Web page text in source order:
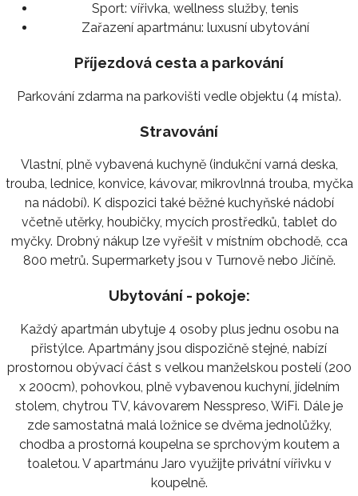
Sport: vířivka, wellness služby, tenis
Zařazení apartmánu: luxusní ubytování
Příjezdová cesta a parkování
Parkování zdarma na parkovišti vedle objektu (4 místa).
Stravování
Vlastní, plně vybavená kuchyně (indukční varná deska,
trouba, lednice, konvice, kávovar, mikrovlnná trouba, myčka
na nádobí). K dispozici také běžné kuchyňské nádobí
včetně utěrky, houbičky, mycích prostředků, tablet do
myčky. Drobný nákup lze vyřešit v místním obchodě, cca
800 metrů. Supermarkety jsou v Turnově nebo Jičíně.
Ubytování - pokoje:
Každý apartmán ubytuje 4 osoby plus jednu osobu na
přistýlce. Apartmány jsou dispozičně stejné, nabízí
prostornou obývací část s velkou manželskou postelí (200
x 200cm), pohovkou, plně vybavenou kuchyní, jídelním
stolem, chytrou TV, kávovarem Nesspreso, WiFi. Dále je
zde samostatná malá ložnice se dvěma jednolůžky,
chodba a prostorná koupelna se sprchovým koutem a
toaletou. V apartmánu Jaro využijte privátní vířivku v
koupelně.